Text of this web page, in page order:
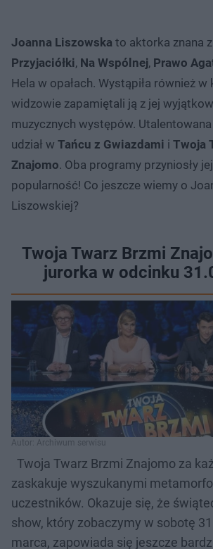
Joanna Liszowska to aktorka znana
Przyjaciółki, Na Wspólnej, Prawo
Hela w opałach. Wystąpiła również w
widzowie zapamiętali ją z jej
muzycznych występów.
udział w Tańcu z Gwiazdami i Twoja
Znajomo. Oba programy przyniosły
popularność! Co jeszcze wiemy o
Liszowskiej?
Twoja Twarz Brzmi
jurorka w odcinku
Autor: Archiwum serwisu
Twoja Twarz Brzmi Znajomo za
zaskakuje wyszukanymi
uczestników. Okazuje się, że
show, który zobaczymy w sobotę 31
marca, zapowiada się jeszcze